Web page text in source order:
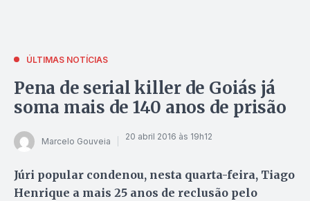
ÚLTIMAS NOTÍCIAS
Pena de serial killer de Goiás já
soma mais de 140 anos de prisão
Marcelo Gouveia 20 abril 2016 às 19h12
Júri popular condenou, nesta quarta-feira, Tiago
Henrique a mais 25 anos de reclusão pelo